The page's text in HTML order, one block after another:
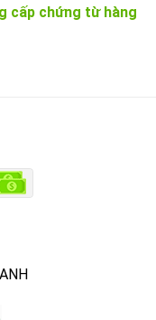
cấp chứng từ hàng